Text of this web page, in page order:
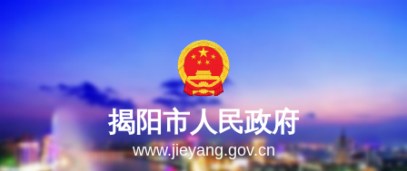
揭阳市人民政府
www.jieyang.gov.cn